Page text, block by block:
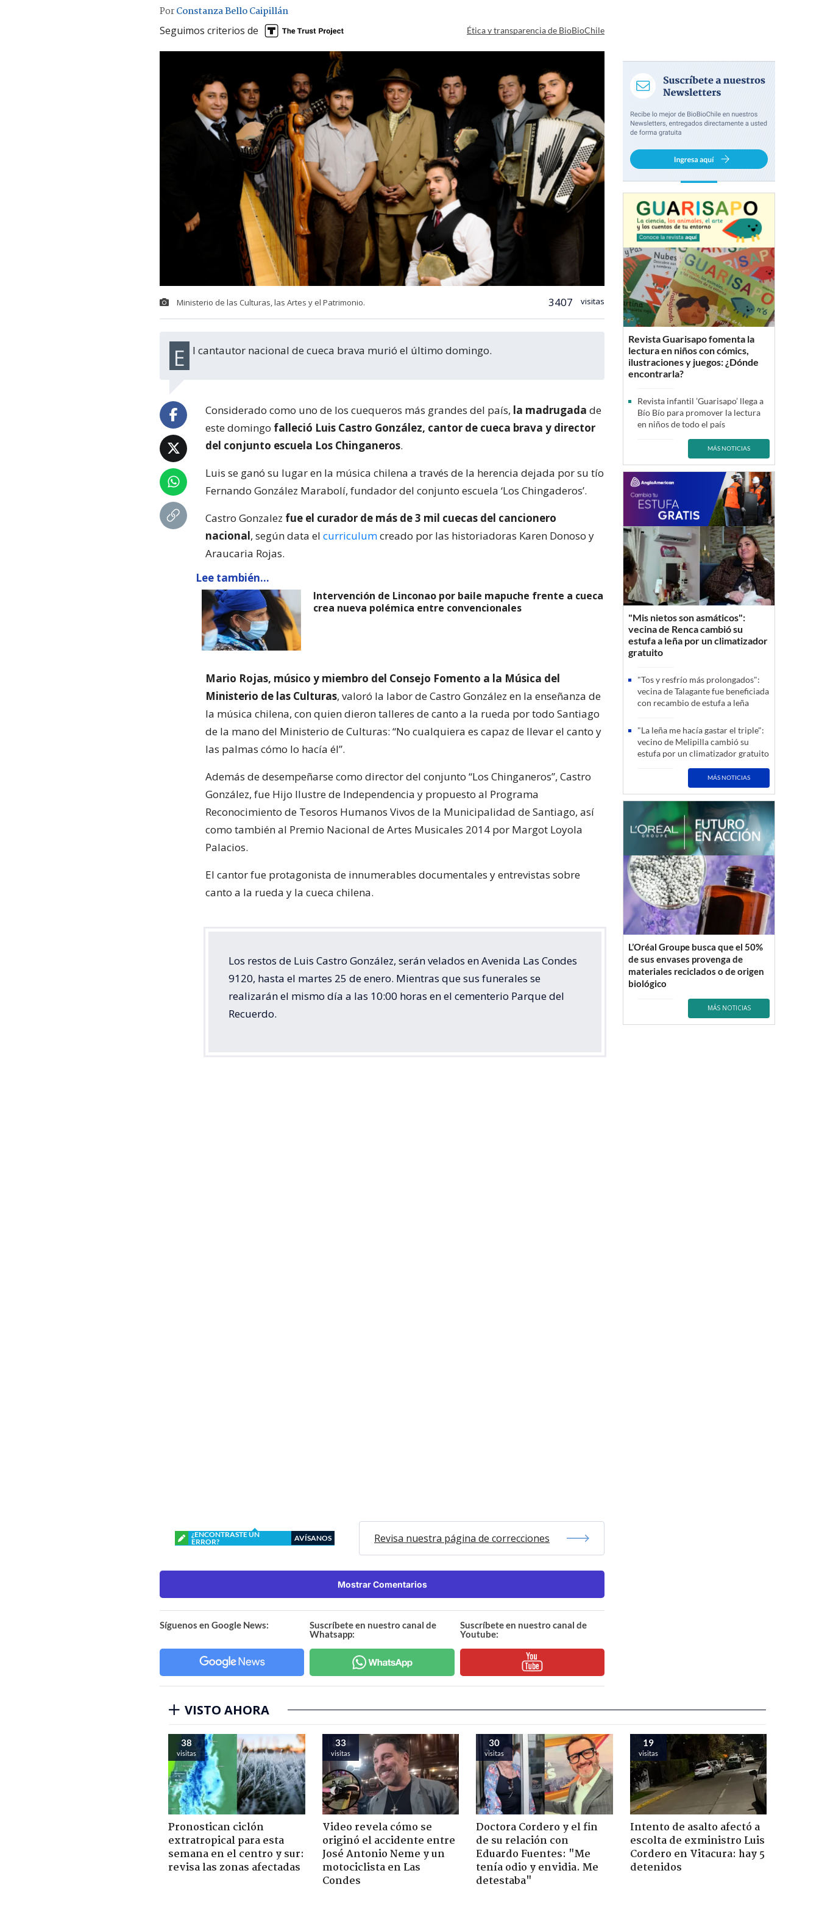
PorConstanza Bello Caipillán
Seguimos criterios de Ética y transparencia de BioBioChile
Ministerio de las Culturas, las Artes y el Patrimonio. 3407 visitas
El cantautor nacional de cueca brava murió el último domingo.
Considerado como uno de los cuequeros más grandes del país, la madrugada de
este domingo falleció Luis Castro González, cantor de cueca brava y director
del conjunto escuela Los Chinganeros.
Luis se ganó su lugar en la música chilena a través de la herencia dejada por su tío
Fernando González Marabolí, fundador del conjunto escuela ‘Los Chingaderos’.
Castro Gonzalez fue el curador de más de 3 mil cuecas del cancionero
nacional, según data el curriculumcreado por las historiadoras Karen Donoso y
Araucaria Rojas.
Lee también...
Intervención de Linconao por baile mapuche frente a cueca
crea nueva polémica entre convencionales
Mario Rojas, músico y miembro del Consejo Fomento a la Música del
Ministerio de las Culturas, valoró la labor de Castro González en la enseñanza de
la música chilena, con quien dieron talleres de canto a la rueda por todo Santiago
de la mano del Ministerio de Culturas: “No cualquiera es capaz de llevar el canto y
las palmas cómo lo hacía él”.
Además de desempeñarse como director del conjunto “Los Chinganeros”, Castro
González, fue Hijo Ilustre de Independencia y propuesto al Programa
Reconocimiento de Tesoros Humanos Vivos de la Municipalidad de Santiago, así
como también al Premio Nacional de Artes Musicales 2014 por Margot Loyola
Palacios.
El cantor fue protagonista de innumerables documentales y entrevistas sobre
canto a la rueda y la cueca chilena.
Los restos de Luis Castro González, serán velados en Avenida Las Condes
9120, hasta el martes 25 de enero. Mientras que sus funerales se
realizarán el mismo día a las 10:00 horas en el cementerio Parque del
Recuerdo.
¿ENCONTRASTE UN
ERROR?
AVÍSANOS Revisa nuestra página de correcciones
Mostrar Comentarios
Síguenos en Google News:
Suscríbete en nuestro canal de
Whatsapp:
Suscríbete en nuestro canal de
Youtube:
Revista Guarisapo fomenta la
lectura en niños con cómics,
ilustraciones y juegos: ¿Dónde
encontrarla?
Revista infantil ’Guarisapo’ llega a
Bío Bío para promover la lectura
en niños de todo el país
MÁS NOTICIAS
"Mis nietos son asmáticos":
vecina de Renca cambió su
estufa a leña por un climatizador
gratuito
"Tos y resfrío más prolongados":
vecina de Talagante fue beneficiada
con recambio de estufa a leña
"La leña me hacía gastar el triple":
vecino de Melipilla cambió su
estufa por un climatizador gratuito
MÁS NOTICIAS
L’Oréal Groupe busca que el 50%
de sus envases provenga de
materiales reciclados o de origen
biológico
MÁS NOTICIAS
VISTO AHORA
38
visitas
Pronostican ciclón
extratropical para esta
semana en el centro y sur:
revisa las zonas afectadas
33
visitas
Video revela cómo se
originó el accidente entre
José Antonio Neme y un
motociclista en Las
Condes
30
visitas
Doctora Cordero y el fin
de su relación con
Eduardo Fuentes: "Me
tenía odio y envidia. Me
detestaba"
19
visitas
Intento de asalto afectó a
escolta de exministro Luis
Cordero en Vitacura: hay 5
detenidos